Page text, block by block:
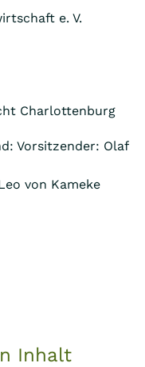
e. V.
Charlottenburg
Vorsitzender: Olaf
von Kameke
Inhalt